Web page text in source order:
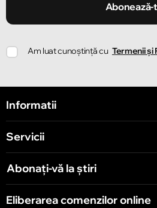
Strada Ion Creangă 78
Strada Mitropolit Varlaam 58
Chișinău
Abonează-
Am luat cunoștință cu Termenii și
Informatii
Servicii
Abonați-vă la știri
Eliberarea comenzilor online